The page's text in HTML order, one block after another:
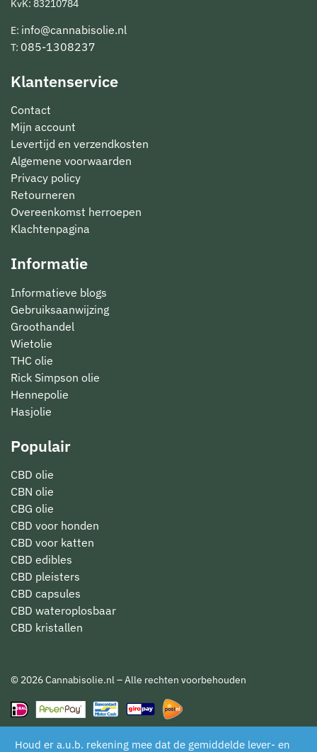
Houd er a.u.b. rekening mee dat de gemiddelde lever- en
KvK: 83210784
E: info@cannabisolie.nl
T: 085-1308237
Klantenservice
Contact
Mijn account
Levertijd en verzendkosten
Algemene voorwaarden
Privacy policy
Retourneren
Overeenkomst herroepen
Klachtenpagina
Informatie
Informatieve blogs
Gebruiksaanwijzing
Groothandel
Wietolie
THC olie
Rick Simpson olie
Hennepolie
Hasjolie
Populair
CBD olie
CBN olie
CBG olie
CBD voor honden
CBD voor katten
CBD edibles
CBD pleisters
CBD capsules
CBD wateroplosbaar
CBD kristallen
© 2026 Cannabisolie.nl – Alle rechten voorbehouden
De waardering van www.cannabisolie.nl/ bij